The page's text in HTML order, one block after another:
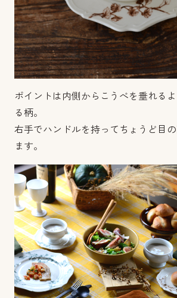
ポイントは内側からこうべを垂れる
る柄。
右手でハンドルを持ってちょうど目
ます。